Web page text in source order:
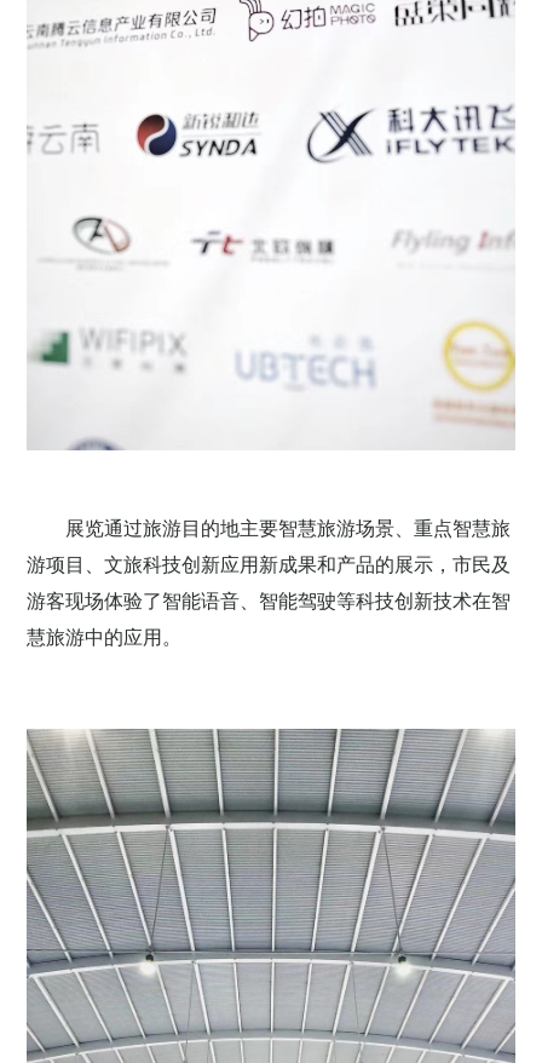
展览通过旅游目的地主要智慧旅游场景、重点智慧旅
游项目、文旅科技创新应用新成果和产品的展示，市民及
游客现场体验了智能语音、智能驾驶等科技创新技术在智
慧旅游中的应用。